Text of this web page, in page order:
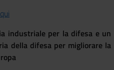
qui
industriale per la difesa e un
della difesa per migliorare la